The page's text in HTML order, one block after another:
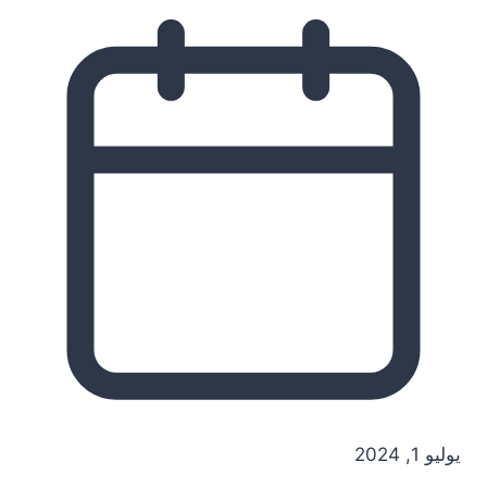
يوليو 1, 2024